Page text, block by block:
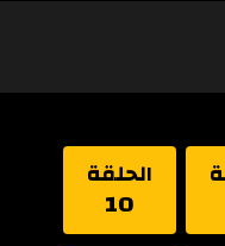
الحلقة
10